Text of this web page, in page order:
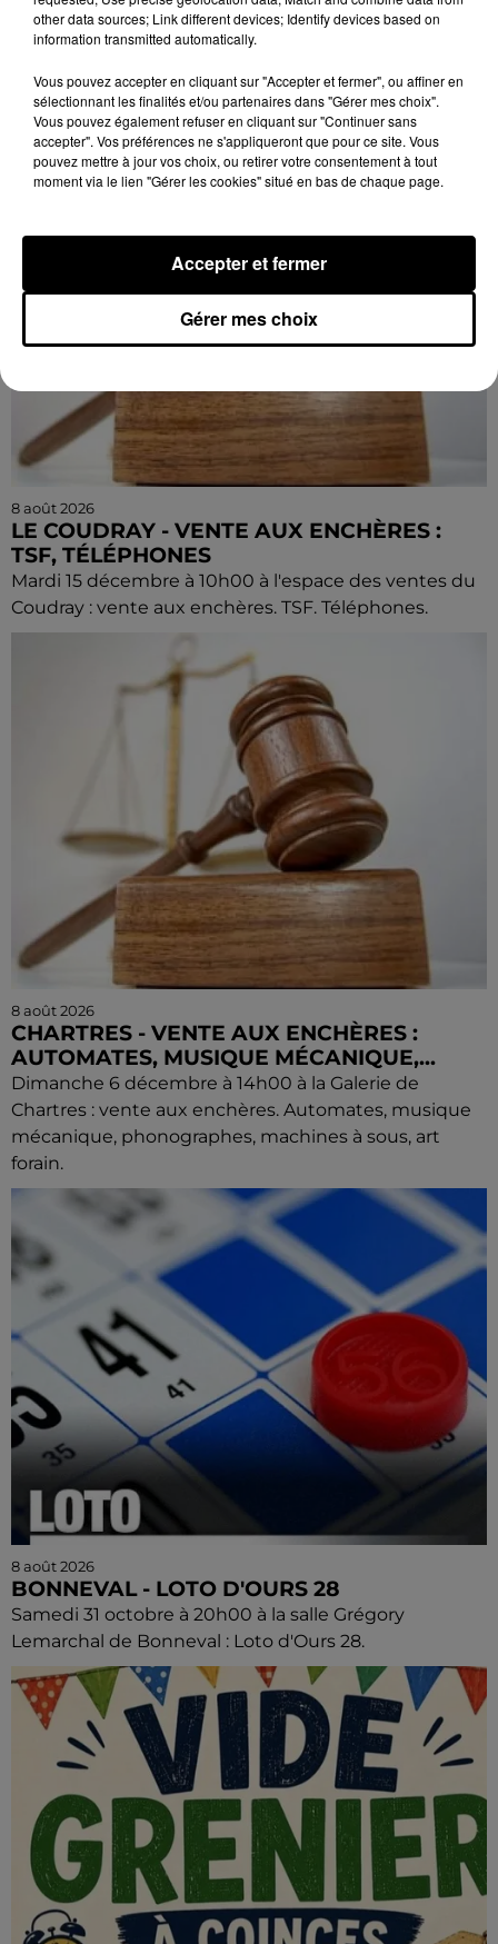
CHORÉGRAPHIÉ
Vendredi 28 mai 2027 à 20h30 à la salle André Malraux
de Luisant : Combat chorégraphié. Spectacle-
conférence. Par la Compagnie Armata.
8 août 2026
LE COUDRAY - VENTE AUX ENCHÈRES :
TSF, TÉLÉPHONES
Mardi 15 décembre à 10h00 à l'espace des ventes du
Coudray : vente aux enchères. TSF. Téléphones.
8 août 2026
CHARTRES - VENTE AUX ENCHÈRES :
AUTOMATES, MUSIQUE MÉCANIQUE,...
Dimanche 6 décembre à 14h00 à la Galerie de
Chartres : vente aux enchères. Automates, musique
mécanique, phonographes, machines à sous, art
forain.
8 août 2026
BONNEVAL - LOTO D'OURS 28
Samedi 31 octobre à 20h00 à la salle Grégory
Lemarchal de Bonneval : Loto d'Ours 28.
other data sources; Link different devices; Identify devices based on
information transmitted automatically.
Vous pouvez accepter en cliquant sur "Accepter et fermer", ou affiner en
sélectionnant les finalités et/ou partenaires dans "Gérer mes choix".
Vous pouvez également refuser en cliquant sur "Continuer sans
accepter". Vos préférences ne s'appliqueront que pour ce site. Vous
pouvez mettre à jour vos choix, ou retirer votre consentement à tout
moment via le lien "Gérer les cookies" situé en bas de chaque page.
Gérer mes choix
Accepter et fermer